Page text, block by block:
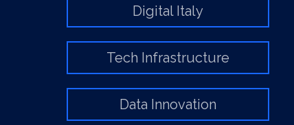
Digital Italy
Tech Infrastructure
Data Innovation